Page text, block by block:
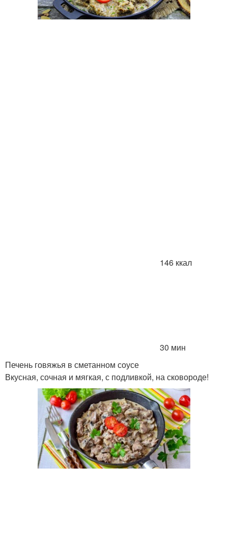
146 ккал
30 мин
Печень говяжья в сметанном соусе
Вкусная, сочная и мягкая, с подливкой, на сковороде!